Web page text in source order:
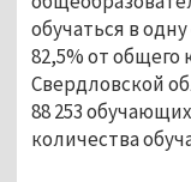
обучаться в
82,5% от
Свердловской
88 253
количества